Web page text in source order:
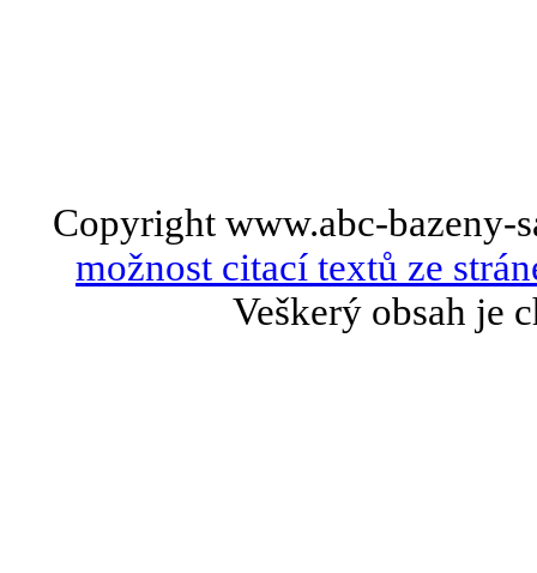
Copyright www.abc-bazeny-
možnost citací textů ze
Veškerý obsah je